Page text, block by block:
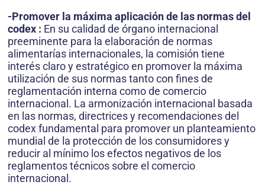
-Promover la máxima aplicación de las normas del
codex : En su calidad de órgano internacional
preeminente para la elaboración de normas
alimentarías internacionales, la comisión tiene
interés claro y estratégico en promover la máxima
utilización de sus normas tanto con fines de
reglamentación interna como de comercio
internacional. La armonización internacional basada
en las normas, directrices y recomendaciones del
codex fundamental para promover un planteamiento
mundial de la protección de los consumidores y
reducir al mínimo los efectos negativos de los
reglamentos técnicos sobre el comercio
internacional.